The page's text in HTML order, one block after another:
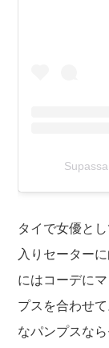
タイで女優と
入りセーター
にはコーデに
プスを合わせ
なパンプスな